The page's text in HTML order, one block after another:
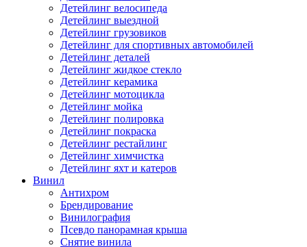
Детейлинг велосипеда
Детейлинг выездной
Детейлинг грузовиков
Детейлинг для спортивных автомобилей
Детейлинг деталей
Детейлинг жидкое стекло
Детейлинг керамика
Детейлинг мотоцикла
Детейлинг мойка
Детейлинг полировка
Детейлинг покраска
Детейлинг рестайлинг
Детейлинг химчистка
Детейлинг яхт и катеров
Винил
Антихром
Брендирование
Винилография
Псевдо панорамная крыша
Снятие винила